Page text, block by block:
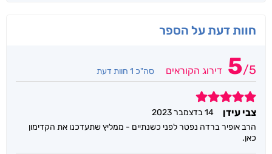
חוות דעת על הספר
5/5 דירוג הקוראים סה"כ 1 חוות דעת
5
צבי עידן
14 בדצמבר 2023
הרב אופיר ברדה נפטר לפני כשנתיים - ממליץ שתעדכנו את הקדימון
כאן.